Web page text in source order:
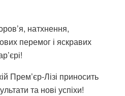
натхнення,
перемог і яскравих
Прем’єр-Лізі приносить
та нові успіхи!